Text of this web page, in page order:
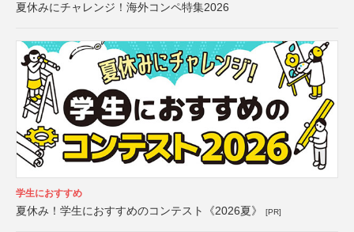
夏休みにチャレンジ！海外コンペ特集2026
学生におすすめ
夏休み！学生におすすめのコンテスト《2026夏》 [PR]